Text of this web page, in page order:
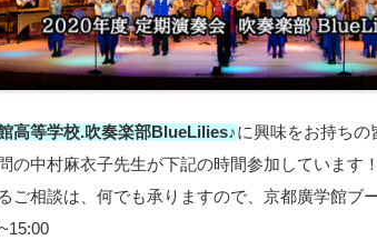
高等学校.吹奏楽部BlueLilies♪に興味をお持ちの
の中村麻衣子先生が下記の時間参加しています！
ご相談は、何でも承りますので、京都廣学館ブ